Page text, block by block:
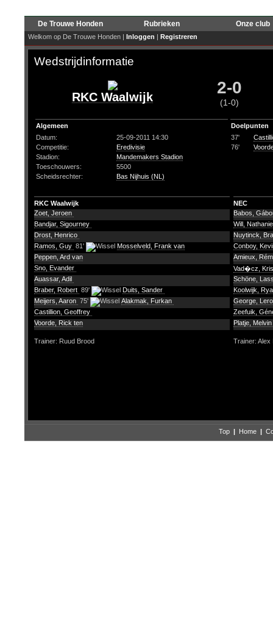
De Trouwe Honden Rubrieken Onze club
Welkom op De Trouwe Honden | Inloggen | Registreren
Wedstrijdinformatie
RKC Waalwijk 2-0
(1-0)
Algemeen
Datum:
25-09-2011 14:30
Competitie:
Eredivisie
Stadion:
Mandemakers Stadion
Toeschouwers:
5500
Scheidsrechter:
Bas Nijhuis (NL)
Doelpunten
37'
76'
RKC Waalwijk
NEC
Zoet, Jeroen
Bandjar, Sigourney
Drost, Henrico
Ramos, Guy 81'
Mosselveld, Frank van
Peppen, Ard van
Sno, Evander
Auassar, Adil
Braber, Robert 89'
Duits, Sander
Meijers, Aaron 75'
Alakmak, Furkan
Castillion, Geoffrey
Voorde, Rick ten
Babos,
Will,
Nuytinck,
Conboy,
Amieux,
Vad�cz,
Schöne,
Koolwijk,
George,
Zeefuik,
Platje, Melvin
Trainer: Ruud Brood Trainer: Alex
Top | Home |